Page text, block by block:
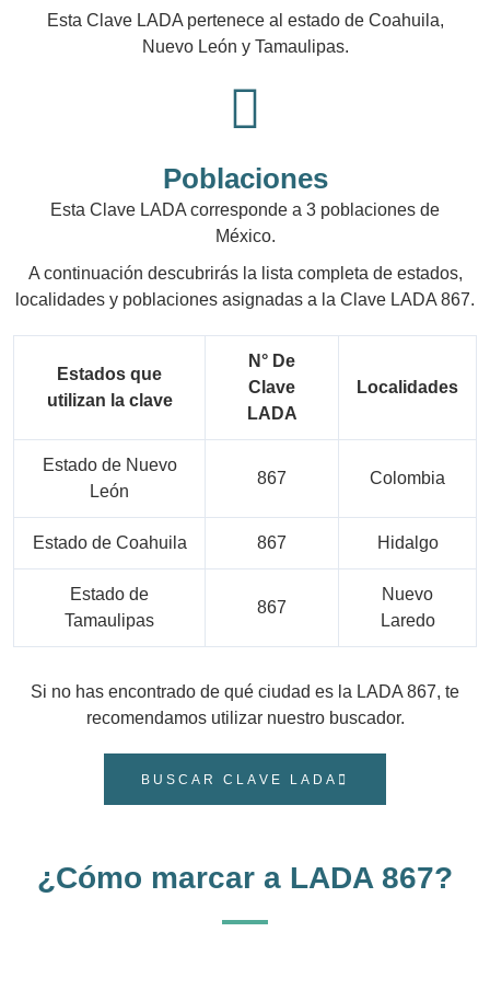
Esta Clave LADA pertenece al estado de Coahuila,
Nuevo León y Tamaulipas.
Poblaciones
Esta Clave LADA corresponde a 3 poblaciones de
México.
A continuación descubrirás la lista completa de estados,
localidades y poblaciones asignadas a la Clave LADA 867.
Estados que
utilizan la clave
N° De
Clave
LADA
Localidades
Estado de Nuevo
León
867 Colombia
Estado de Coahuila 867 Hidalgo
Estado de
Tamaulipas
867
Nuevo
Laredo
Si no has encontrado de qué ciudad es la LADA 867, te
recomendamos utilizar nuestro buscador.
BUSCAR CLAVE LADA
¿Cómo marcar a LADA 867?